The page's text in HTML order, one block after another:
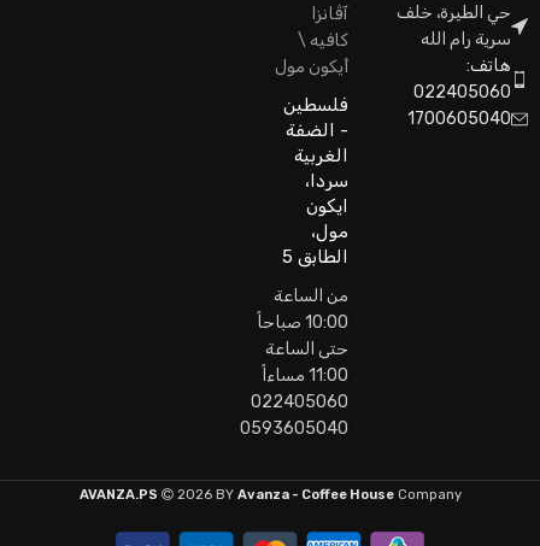
حي الطيرة، خلف
سرية رام الله
هاتف:
022405060
1700605040
آڤانزا
كافيه \
أيكون مول
فلسطين
- الضفة
الغربية
سردا،
ايكون
مول،
الطابق 5
من الساعة
10:00 صباحاً
حتى الساعة
11:00 مساءاً
0593605040
AVANZA.PS 2026 BY Avanza - Coffee HouseCompany